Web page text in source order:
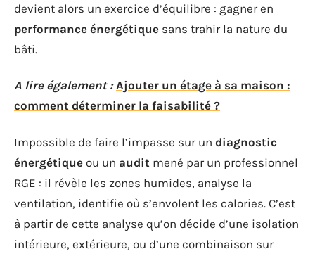
devient alors un exercice d’équilibre : gagner en
performance énergétique sans trahir la nature du
bâti.
A lire également : Ajouter un étage à sa maison :
comment déterminer la faisabilité ?
Impossible de faire l’impasse sur un diagnostic
énergétique ou un audit mené par un professionnel
RGE : il révèle les zones humides, analyse la
ventilation, identifie où s’envolent les calories. C’est
à partir de cette analyse qu’on décide d’une isolation
intérieure, extérieure, ou d’une combinaison sur